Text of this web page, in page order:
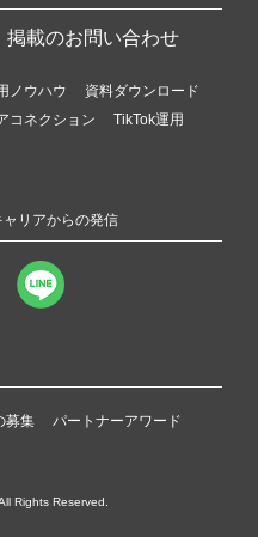
掲載のお問い合わせ
ノウハウ
資料ダウンロード
コネクション
TikTok運用
ャリアからの発信
募集 パートナーアワード
Rights Reserved.